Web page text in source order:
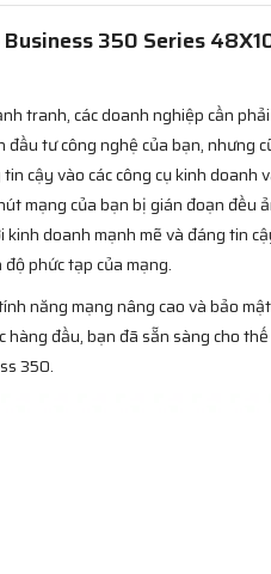
350 Series
tranh, các doanh nghiệp cần
tư công nghệ của bạn, nhưng
cậy vào các công cụ kinh
mạng của bạn bị gián đoạn đều
doanh mạnh mẽ và đáng tin
phức tạp của mạng.
năng mạng nâng cao và bảo
đầu, bạn đã sẵn sàng cho
350.